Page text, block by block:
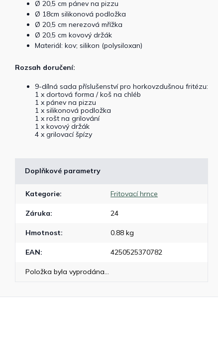
Ø 20,5 cm pánev na pizzu
Ø 18cm silikonová podložka
Ø 20,5 cm nerezová mřížka
Ø 20,5 cm kovový držák
Materiál: kov; silikon (polysiloxan)
Rozsah doručení:
9-dílná sada příslušenství pro horkovzdušnou fritézu:
1 x dortová forma / koš na chléb
1 x pánev na pizzu
1 x silikonová podložka
1 x rošt na grilování
1 x kovový držák
4 x grilovací špízy
Doplňkové parametry
Kategorie: Fritovací hrnce
Záruka: 24
Hmotnost: 0.88 kg
EAN: 4250525370782
Položka byla vyprodána…